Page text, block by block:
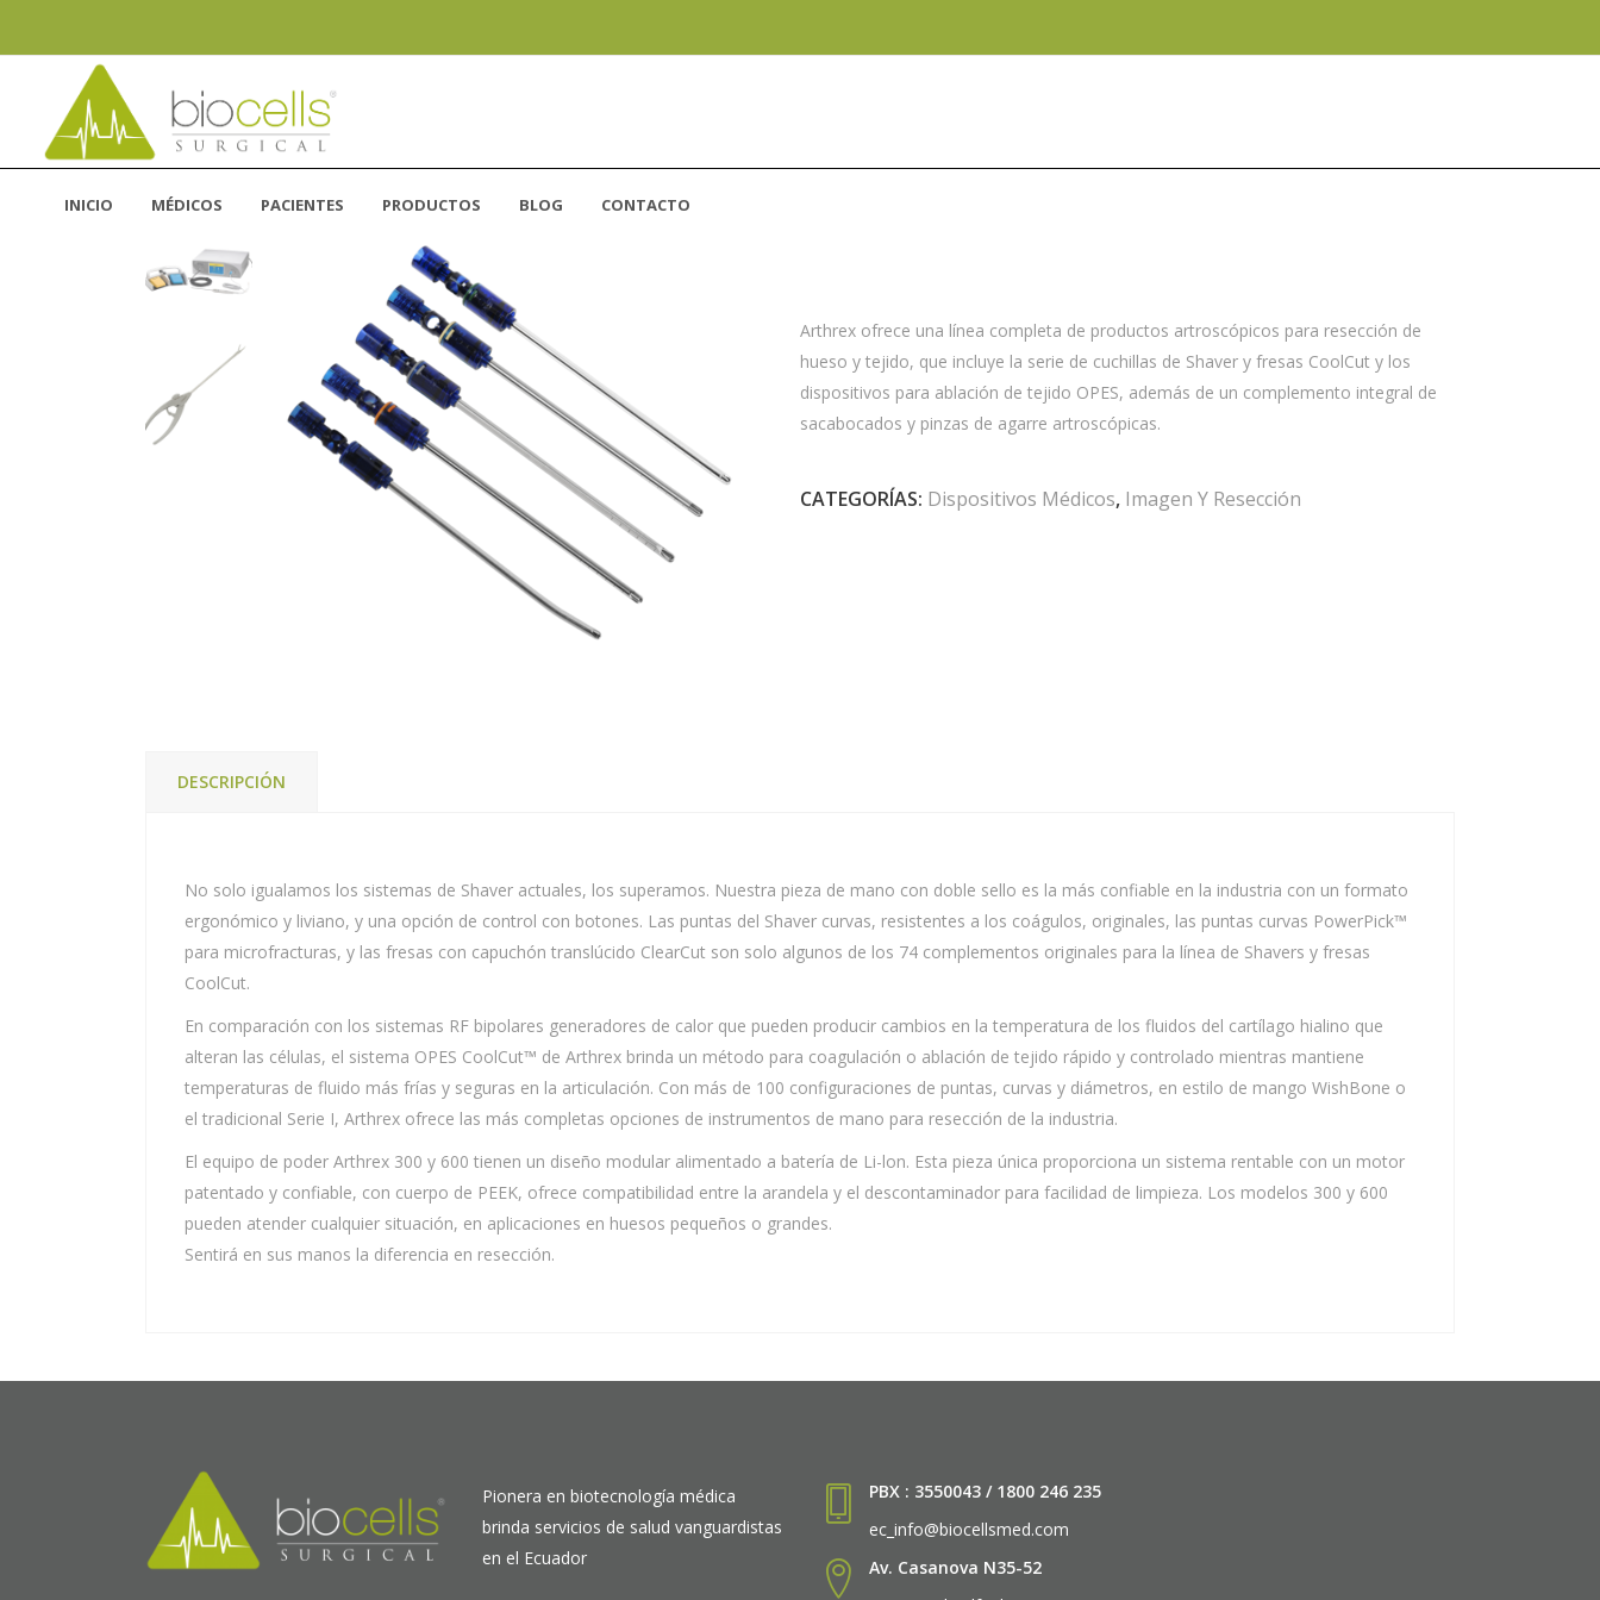
INICIO MÉDICOS PACIENTES PRODUCTOS BLOG CONTACTO
Arthrex ofrece una línea completa de productos artroscópicos para resección de
hueso y tejido, que incluye la serie de cuchillas de Shaver y fresas CoolCut y los
dispositivos para ablación de tejido OPES, además de un complemento integral de
sacabocados y pinzas de agarre artroscópicas.
CATEGORÍAS: Dispositivos Médicos, Imagen Y Resección
DESCRIPCIÓN
No solo igualamos los sistemas de Shaver actuales, los superamos. Nuestra pieza de mano con doble sello es la más confiable en la industria con un formato
ergonómico y liviano, y una opción de control con botones. Las puntas del Shaver curvas, resistentes a los coágulos, originales, las puntas curvas PowerPick™
para microfracturas, y las fresas con capuchón translúcido ClearCut son solo algunos de los 74 complementos originales para la línea de Shavers y fresas
CoolCut.
En comparación con los sistemas RF bipolares generadores de calor que pueden producir cambios en la temperatura de los fluidos del cartílago hialino que
alteran las células, el sistema OPES CoolCut™ de Arthrex brinda un método para coagulación o ablación de tejido rápido y controlado mientras mantiene
temperaturas de fluido más frías y seguras en la articulación. Con más de 100 configuraciones de puntas, curvas y diámetros, en estilo de mango WishBone o
el tradicional Serie I, Arthrex ofrece las más completas opciones de instrumentos de mano para resección de la industria.
El equipo de poder Arthrex 300 y 600 tienen un diseño modular alimentado a batería de Li-lon. Esta pieza única proporciona un sistema rentable con un motor
patentado y confiable, con cuerpo de PEEK, ofrece compatibilidad entre la arandela y el descontaminador para facilidad de limpieza. Los modelos 300 y 600
pueden atender cualquier situación, en aplicaciones en huesos pequeños o grandes.
Sentirá en sus manos la diferencia en resección.
Pionera en biotecnología médica
brinda servicios de salud vanguardistas
en el Ecuador
PBX : 3550043 / 1800 246 235
ec_info@biocellsmed.com
Av. Casanova N35-52